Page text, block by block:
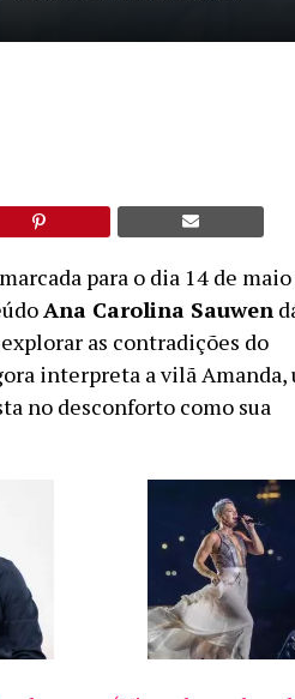
marcada para o dia 14 de
Ana Carolina Sauwen
as contradições do
interpreta a vilã Amanda,
no desconforto como sua